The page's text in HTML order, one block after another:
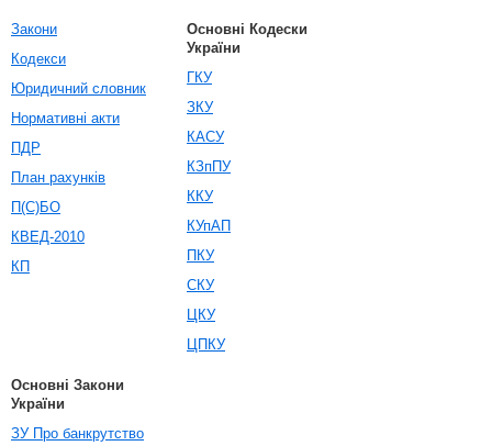
Закони
Кодекси
Юридичний словник
Нормативні акти
ПДР
План рахунків
П(С)БО
КВЕД-2010
КП
Основні Кодески
України
ГКУ
ЗКУ
КАСУ
КЗпПУ
ККУ
КУпАП
ПКУ
СКУ
ЦКУ
ЦПКУ
Основні Закони
України
ЗУ Про банкрутство